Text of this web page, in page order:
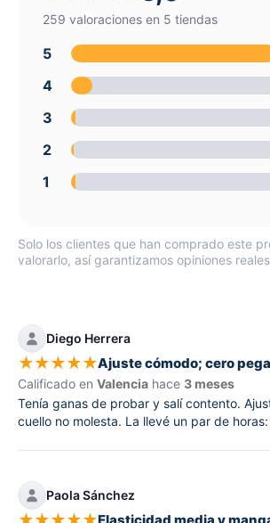
259 valoraciones en 5 tiendas
5
4
3
2
1
Solo los clientes que han comprado este
valorarlo, así garantizamos opiniones
Diego Herrera
★★★★★Ajuste cómodo; cero
Calificado en Valencia hace 3 meses
Tenía ganas de probar y salí contento.
cuello no molesta. La llevé un par de
Paola Sánchez